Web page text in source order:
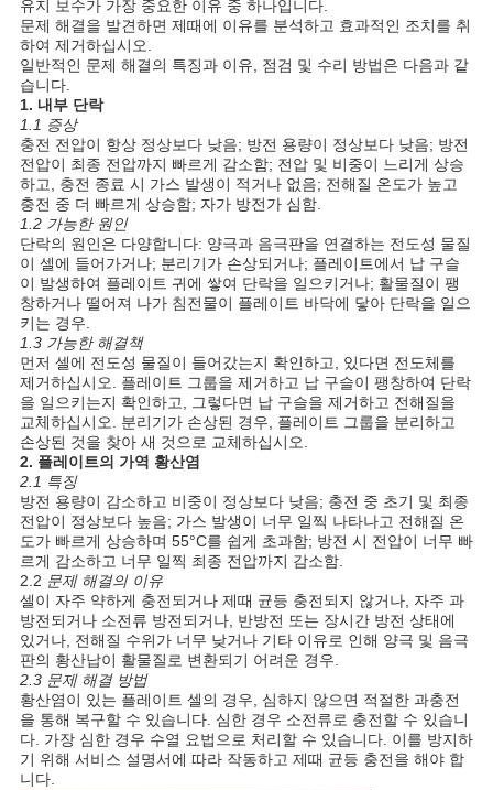
유지 보수가 가장 중요한 이유 중 하나입니다.
문제 해결을 발견하면 제때에 이유를 분석하고 효과적인 조치를 취
하여 제거하십시오.
일반적인 문제 해결의 특징과 이유, 점검 및 수리 방법은 다음과 같
습니다.
1. 내부 단락
1.1 증상
충전 전압이 항상 정상보다 낮음; 방전 용량이 정상보다 낮음; 방전
전압이 최종 전압까지 빠르게 감소함; 전압 및 비중이 느리게 상승
하고, 충전 종료 시 가스 발생이 적거나 없음; 전해질 온도가 높고
충전 중 더 빠르게 상승함; 자가 방전가 심함.
1.2 가능한 원인
단락의 원인은 다양합니다: 양극과 음극판을 연결하는 전도성 물질
이 셀에 들어가거나; 분리기가 손상되거나; 플레이트에서 납 구슬
이 발생하여 플레이트 귀에 쌓여 단락을 일으키거나; 활물질이 팽
창하거나 떨어져 나가 침전물이 플레이트 바닥에 닿아 단락을 일으
키는 경우.
1.3 가능한 해결책
먼저 셀에 전도성 물질이 들어갔는지 확인하고, 있다면 전도체를
제거하십시오. 플레이트 그룹을 제거하고 납 구슬이 팽창하여 단락
을 일으키는지 확인하고, 그렇다면 납 구슬을 제거하고 전해질을
교체하십시오. 분리기가 손상된 경우, 플레이트 그룹을 분리하고
손상된 것을 찾아 새 것으로 교체하십시오.
2. 플레이트의 가역 황산염
2.1 특징
방전 용량이 감소하고 비중이 정상보다 낮음; 충전 중 초기 및 최종
전압이 정상보다 높음; 가스 발생이 너무 일찍 나타나고 전해질 온
도가 빠르게 상승하며 55°C를 쉽게 초과함; 방전 시 전압이 너무 빠
르게 감소하고 너무 일찍 최종 전압까지 감소함.
2.2 문제 해결의 이유
셀이 자주 약하게 충전되거나 제때 균등 충전되지 않거나, 자주 과
방전되거나 소전류 방전되거나, 반방전 또는 장시간 방전 상태에
있거나, 전해질 수위가 너무 낮거나 기타 이유로 인해 양극 및 음극
판의 황산납이 활물질로 변환되기 어려운 경우.
2.3 문제 해결 방법
황산염이 있는 플레이트 셀의 경우, 심하지 않으면 적절한 과충전
을 통해 복구할 수 있습니다. 심한 경우 소전류로 충전할 수 있습니
다. 가장 심한 경우 수열 요법으로 처리할 수 있습니다. 이를 방지하
기 위해 서비스 설명서에 따라 작동하고 제때 균등 충전을 해야 합
니다.